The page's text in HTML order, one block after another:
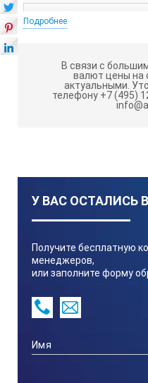
Наименование
Количество
Подробнее
В связи с
валют цены на
актуальными.
телефону +7 (495)
У ВАС ОСТАЛИСЬ
Получите бесплатную
менеджеров,
или заполните форму